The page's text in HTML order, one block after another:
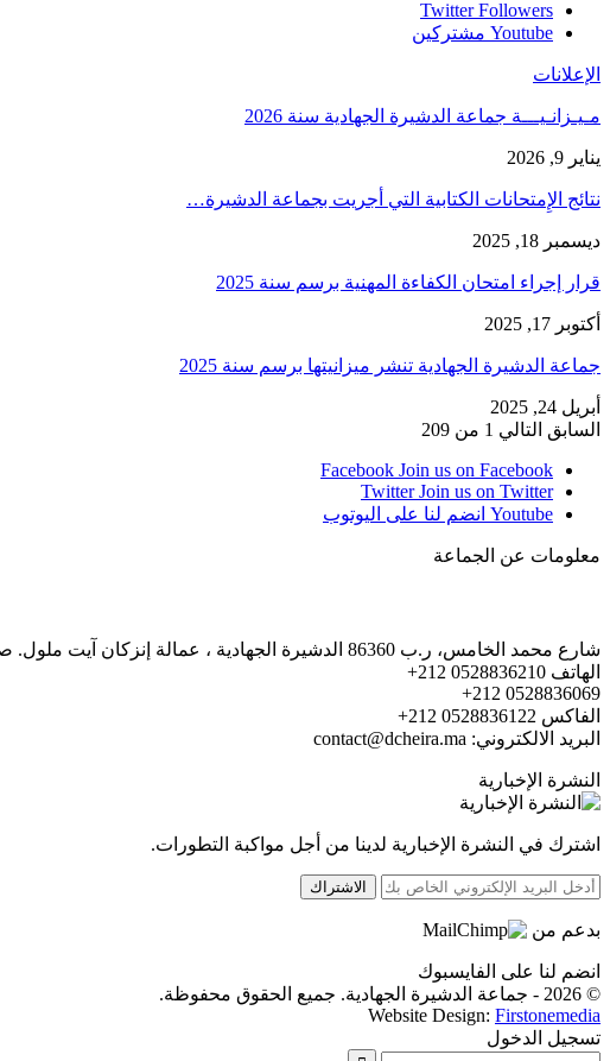
Twitter Followers
Youtube مشتركين
الإعلانات
مـيـزانـيـــة جماعة الدشيرة الجهادية سنة 2026
يناير 9, 2026
نتائج الإِمتحانات الكتابية التي أجريت بجماعة الدشيرة…
ديسمبر 18, 2025
قرار إجراء امتحان الكفاءة المهنية برسم سنة 2025
أكتوبر 17, 2025
جماعة الدشيرة الجهادية تنشر ميزانيتها برسم سنة 2025
أبريل 24, 2025
السابق التالي 1 من 209
Facebook Join us on Facebook
Twitter Join us on Twitter
Youtube انضم لنا على اليوتوب
معلومات عن الجماعة
شارع محمد الخامس، ر.ب 86360 الدشيرة الجهادية ، عمالة إنزكان آيت ملول. صندوق البريد 86360
الهاتف 0528836210 212+
0528836069 212+
الفاكس 0528836122 212+
البريد الالكتروني: contact@dcheira.ma
النشرة الإخبارية
اشترك في النشرة الإخبارية لدينا من أجل مواكبة التطورات.
الاشتراك
بدعم من
انضم لنا على الفايسبوك
© 2026 - جماعة الدشيرة الجهادية. جميع الحقوق محفوظة.
Website Design: Firstonemedia
تسجيل الدخول